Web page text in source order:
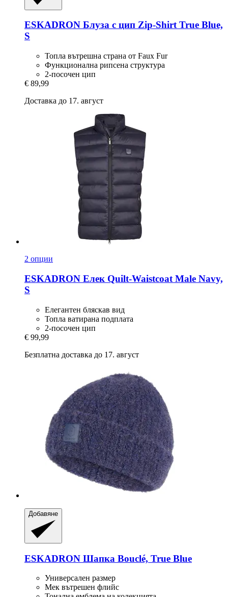
ESKADRON Блуза с цип Zip-​Shirt True Blue,
S
Топла вътрешна страна от Faux Fur
Функционална рипсена структура
2-посочен цип
€ 89,99
Доставка до 17. август
2 опции
ESKADRON Елек Quilt-​Waistcoat Male Navy,
S
Елегантен бляскав вид
Топла ватирана подплата
2-посочен цип
€ 99,99
Безплатна доставка до 17. август
Добавяне
ESKADRON Шапка Bouclé, True Blue
Универсален размер
Мек вътрешен флийс